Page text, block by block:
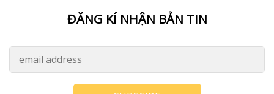
ĐĂNG KÍ NHẬN BẢN TIN